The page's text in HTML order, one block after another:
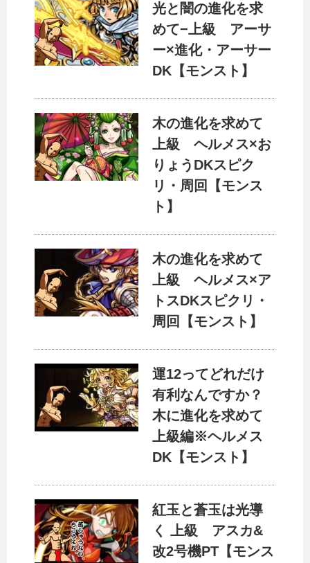
光と闇の進化を求
めて−上級 アーサ
ー×進化・アーサー
DK【モンスト】
木の進化を求めて
上級 ヘルメス×お
りょうDKスピク
リ・周回【モンス
ト】
木の進化を求めて
上級 ヘルメス×ア
トスDKスピクリ・
周回【モンスト】
運12ってどれだけ
有利なんですか？
木に進化を求めて
上級編※ヘルメス
DK【モンスト】
紅玉と蒼玉は光導
く 上級 アスカ&
改2号機PT【モンス